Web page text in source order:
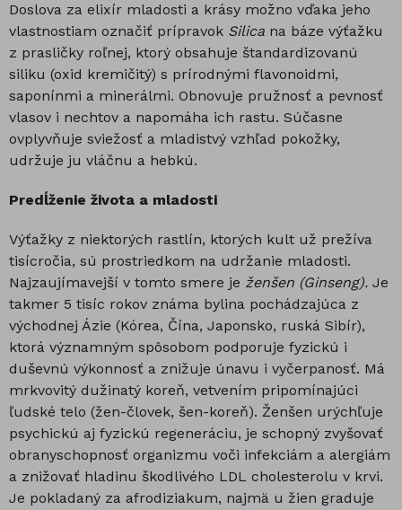
Doslova za elixír mladosti a krásy možno vďaka jeho
vlastnostiam označiť prípravok Silica na báze výťažku
z prasličky roľnej, ktorý obsahuje štandardizovanú
siliku (oxid kremičitý) s prírodnými flavonoidmi,
saponínmi a minerálmi. Obnovuje pružnosť a pevnosť
vlasov i nechtov a napomáha ich rastu. Súčasne
ovplyvňuje sviežosť a mladistvý vzhľad pokožky,
udržuje ju vláčnu a hebkú.
Predĺženie života a mladosti
Výťažky z niektorých rastlín, ktorých kult už prežíva
tisícročia, sú prostriedkom na udržanie mladosti.
Najzaujímavejší v tomto smere je ženšen (Ginseng). Je
takmer 5 tisíc rokov známa bylina pochádzajúca z
východnej Ázie (Kórea, Čína, Japonsko, ruská Sibír),
ktorá významným spôsobom podporuje fyzickú i
duševnú výkonnosť a znižuje únavu i vyčerpanosť. Má
mrkvovitý dužinatý koreň, vetvením pripomínajúci
ľudské telo (žen-človek, šen-koreň). Ženšen urýchľuje
psychickú aj fyzickú regeneráciu, je schopný zvyšovať
obranyschopnosť organizmu voči infekciám a alergiám
a znižovať hladinu škodlivého LDL cholesterolu v krvi.
Je pokladaný za afrodiziakum, najmä u žien graduje